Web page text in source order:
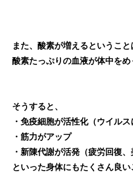
また、酸素が増えるということ
酸素たっぷりの血液が体中をめ
そうすると、
・免疫細胞が活性化（ウイルス
・筋力がアップ
・新陳代謝が活発（疲労回復、
といった身体にもたくさん良い